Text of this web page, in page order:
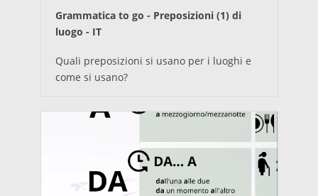
Grammatica to go - Preposizioni (1) di
luogo - IT
Quali preposizioni si usano per i luoghi e
come si usano?